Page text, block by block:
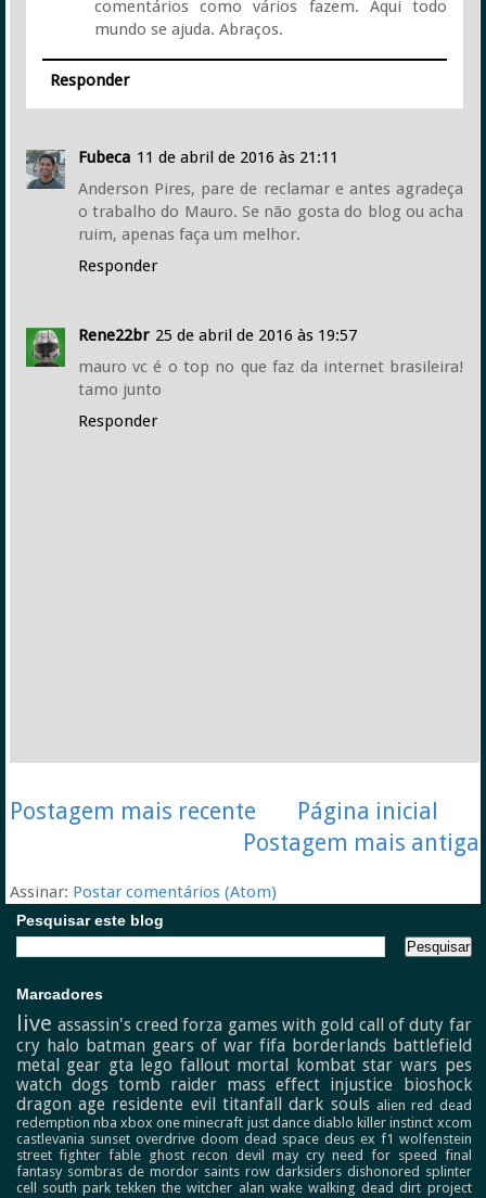
comentários como vários fazem. Aqui todo
mundo se ajuda. Abraços.
Responder
Fubeca 11 de abril de 2016 às 21:11
Anderson Pires, pare de reclamar e antes agradeça
o trabalho do Mauro. Se não gosta do blog ou acha
ruim, apenas faça um melhor.
Responder
Rene22br 25 de abril de 2016 às 19:57
mauro vc é o top no que faz da internet brasileira!
tamo junto
Responder
Postagem mais recente
Postagem mais antiga
Página inicial
Assinar: Postar comentários (Atom)
Pesquisar este blog
Marcadores
live assassin's creed forza games with gold call of duty far
cry halo batman gears of war fifa borderlands battlefield
metal gear gta lego fallout mortal kombat star wars pes
watch dogs tomb raider mass effect injustice bioshock
dragon age residente evil titanfall dark souls alien red dead
redemption nba xbox one minecraft just dance diablo killer instinct xcom
castlevania sunset overdrive doom dead space deus ex f1 wolfenstein
street fighter fable ghost recon devil may cry need for speed final
fantasy sombras de mordor saints row darksiders dishonored splinter
cell
south park tekken the witcher alan wake walking dead dirt project